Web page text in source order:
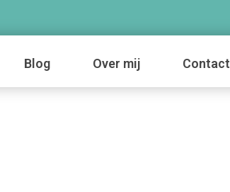
Blog Over mij Contact